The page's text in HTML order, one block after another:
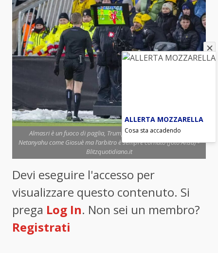
Almasri è un fuoco di paglia, Trump un bullo transoceanico,
Netanyahu come Giosuè ma l’arbitro è sempre cornuto (foto Ansa) -
Blitzquotidiano.it
Devi eseguire l'accesso per
visualizzare questo contenuto. Si
prega Log In. Non sei un membro?
Registrati
ALLERTA MOZZARELLA
Cosa sta accadendo